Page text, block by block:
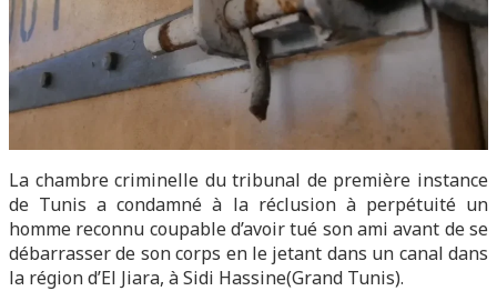
La chambre criminelle du tribunal de première instance
de Tunis a condamné à la réclusion à perpétuité un
homme reconnu coupable d’avoir tué son ami avant de se
débarrasser de son corps en le jetant dans un canal dans
la région d’El Jiara, à Sidi Hassine(Grand Tunis).